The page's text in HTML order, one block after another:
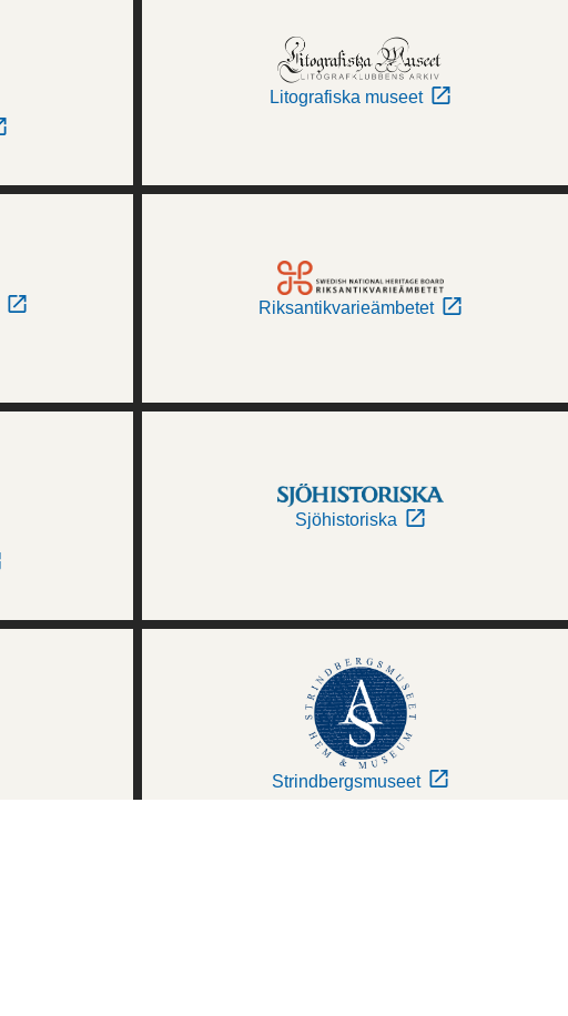
Litografiska museet
Riksantikvarieämbetet
Sjöhistoriska
Strindbergsmuseet